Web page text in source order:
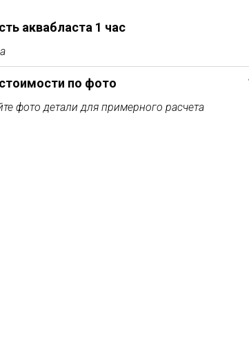
аквабласта 1 час
по фото
фото детали для примерного расчета